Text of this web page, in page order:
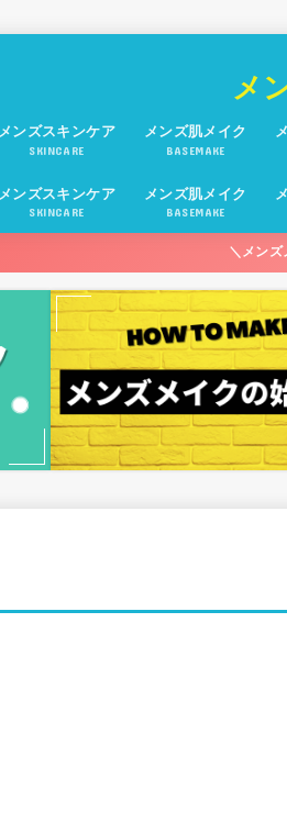
メ
メンズスキンケア
SKINCARE
メンズ肌メイク
BASEMAKE
メンズスキンケア
SKINCARE
メンズ肌メイク
BASEMAKE
＼メンズ